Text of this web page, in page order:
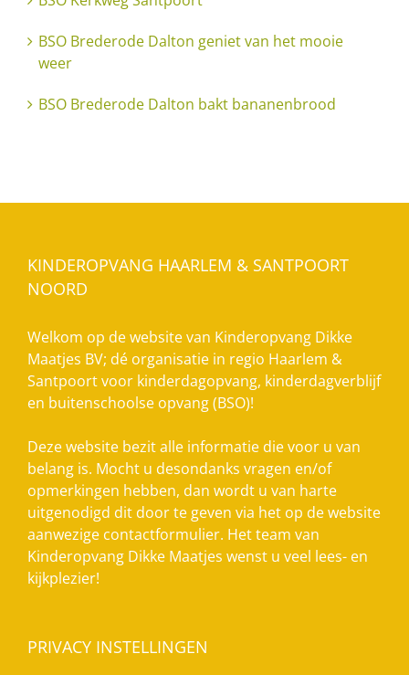
BSO Brederode Dalton geniet van het mooie
weer
BSO Brederode Dalton bakt bananenbrood
KINDEROPVANG HAARLEM & SANTPOORT
NOORD
Welkom op de website van Kinderopvang Dikke
Maatjes BV; dé organisatie in regio Haarlem &
Santpoort voor kinderdagopvang, kinderdagverblijf
en buitenschoolse opvang (BSO)!
Deze website bezit alle informatie die voor u van
belang is. Mocht u desondanks vragen en/of
opmerkingen hebben, dan wordt u van harte
uitgenodigd dit door te geven via het op de website
aanwezige contactformulier. Het team van
Kinderopvang Dikke Maatjes wenst u veel lees- en
kijkplezier!
PRIVACY INSTELLINGEN